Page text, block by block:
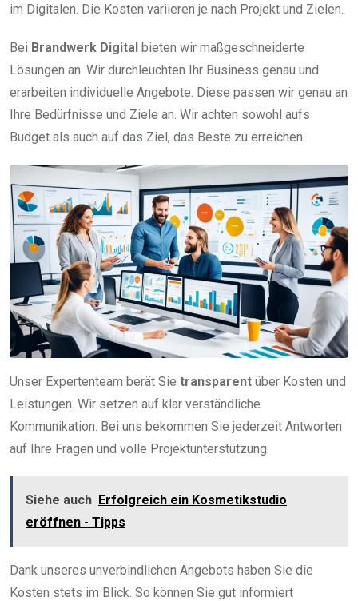
im Digitalen. Die Kosten variieren je nach Projekt und Zielen.
Bei Brandwerk Digital bieten wir maßgeschneiderte
Lösungen an. Wir durchleuchten Ihr Business genau und
erarbeiten individuelle Angebote. Diese passen wir genau an
Ihre Bedürfnisse und Ziele an. Wir achten sowohl aufs
Budget als auch auf das Ziel, das Beste zu erreichen.
Unser Expertenteam berät Sie transparent über Kosten und
Leistungen. Wir setzen auf klar verständliche
Kommunikation. Bei uns bekommen Sie jederzeit Antworten
auf Ihre Fragen und volle Projektunterstützung.
Siehe auch Erfolgreich ein Kosmetikstudio
eröffnen - Tipps
Dank unseres unverbindlichen Angebots haben Sie die
Kosten stets im Blick. So können Sie gut informiert